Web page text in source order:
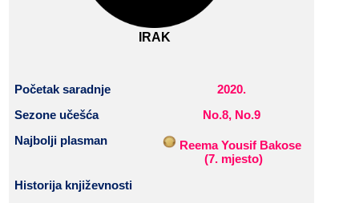
IRAK
Početak ​​saradnje 2020.
Sezone​​ učešća
No.8,​​ No.9
Najbolji​​ plasman
Reema​​ Yousif​​ Bakose
(7.​​ mjesto)
Historija​​ književnosti